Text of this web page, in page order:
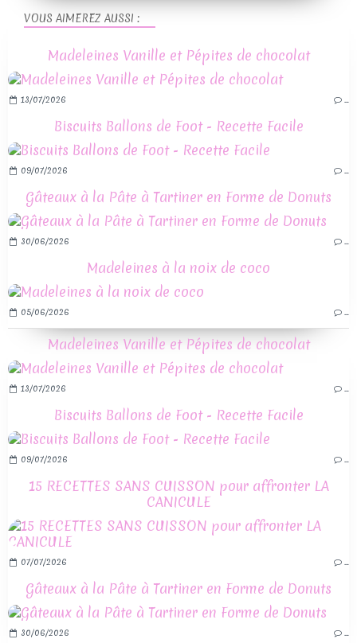
VOUS AIMEREZ AUSSI :
Madeleines Vanille et Pépites de chocolat
13/07/2026 …
Biscuits Ballons de Foot - Recette Facile
09/07/2026 …
Gâteaux à la Pâte à Tartiner en Forme de Donuts
30/06/2026 …
Madeleines à la noix de coco
05/06/2026 …
Madeleines Vanille et Pépites de chocolat
13/07/2026 …
Biscuits Ballons de Foot - Recette Facile
09/07/2026 …
15 RECETTES SANS CUISSON pour affronter LA
CANICULE
07/07/2026 …
Gâteaux à la Pâte à Tartiner en Forme de Donuts
30/06/2026 …